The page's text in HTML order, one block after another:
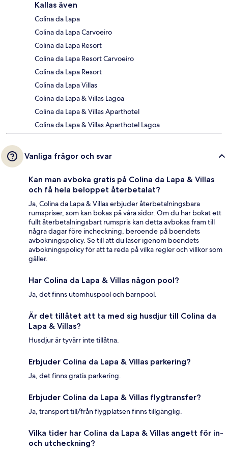
Kallas även
Colina da Lapa
Colina da Lapa Carvoeiro
Colina da Lapa Resort
Colina da Lapa Resort Carvoeiro
Colina da Lapa Resort
Colina da Lapa Villas
Colina da Lapa & Villas Lagoa
Colina da Lapa & Villas Aparthotel
Colina da Lapa & Villas Aparthotel Lagoa
Vanliga frågor och svar
Kan man avboka gratis på Colina da Lapa & Villas
och få hela beloppet återbetalat?
Ja, Colina da Lapa & Villas erbjuder återbetalningsbara
rumspriser, som kan bokas på våra sidor. Om du har bokat ett
fullt återbetalningsbart rumspris kan detta avbokas fram till
några dagar före incheckning, beroende på boendets
avbokningspolicy. Se till att du läser igenom boendets
avbokningspolicy för att ta reda på vilka regler och villkor som
gäller.
Har Colina da Lapa & Villas någon pool?
Ja, det finns utomhuspool och barnpool.
Är det tillåtet att ta med sig husdjur till Colina da
Lapa & Villas?
Husdjur är tyvärr inte tillåtna.
Erbjuder Colina da Lapa & Villas parkering?
Ja, det finns gratis parkering.
Erbjuder Colina da Lapa & Villas flygtransfer?
Ja, transport till/från flygplatsen finns tillgänglig.
Vilka tider har Colina da Lapa & Villas angett för in-
och utcheckning?